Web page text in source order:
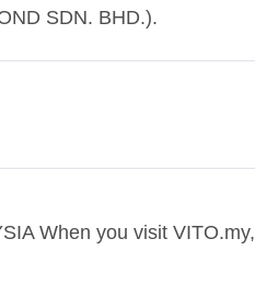
SDN. BHD.).
When you visit VITO.my,